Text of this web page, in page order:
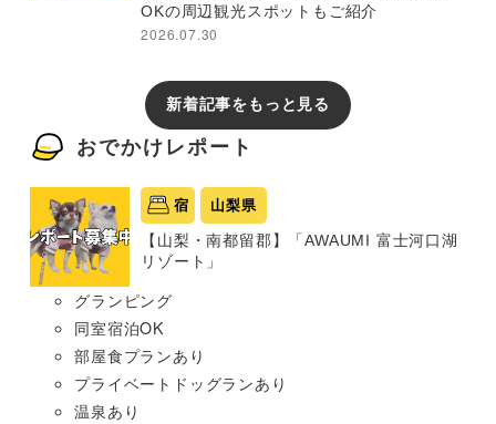
OKの周辺観光スポットもご紹介
2026.07.30
新着記事をもっと見る
おでかけレポート
宿 山梨県
【山梨・南都留郡】「AWAUMI 富士河口湖
リゾート」
グランピング
同室宿泊OK
部屋食プランあり
プライベートドッグランあり
温泉あり